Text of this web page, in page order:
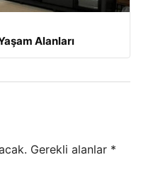
Alanları
Gerekli alanlar *